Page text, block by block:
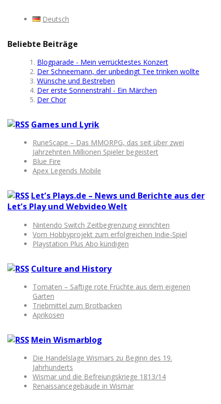
Deutsch
Beliebte Beiträge
Blogparade - Mein verrücktestes Konzert
Der Schneemann, der unbedingt Tee trinken wollte
Wünsche und Bestreben
Der erste Sonnenstrahl - Ein Märchen
Der Chor
Games und Lyrik
RuneScape – Das MMORPG, das seit über zwei
Jahrzehnten Millionen Spieler begeistert
Blue Fire
Apex Legends Mobile
Let’s Plays.de – News und Berichte aus der
Let’s Play und Webvideo Welt
Nintendo Switch Zeitbegrenzung einrichten
Vom Hobbyprojekt zum erfolgreichen Indie-Spiel
Playstation Plus Abo kündigen
Culture and History
Tomaten – Saftige rote Früchte aus dem eigenen
Garten
Triebmittel zum Brotbacken
Aprikosen
Mein Wismarblog
Die Handelslage Wismars zu Beginn des 19.
Jahrhunderts
Wismar und die Befreiungskriege 1813/14
Renaissancegebäude in Wismar